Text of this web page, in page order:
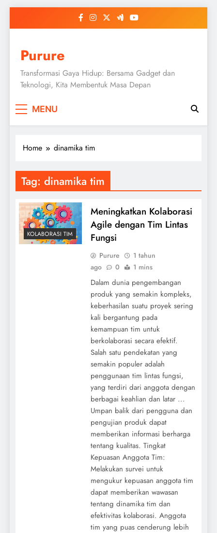
Purure
Transformasi Gaya Hidup: Bersama Gadget dan
Teknologi, Kita Membentuk Masa Depan
MENU
Home dinamika tim
Tag: dinamika tim
KOLABORASI TIM
Meningkatkan Kolaborasi
Agile dengan Tim Lintas
Fungsi
Purure
1 tahun
ago
0 1 mins
Dalam dunia pengembangan
produk yang semakin kompleks,
keberhasilan suatu proyek sering
kali bergantung pada
kemampuan tim untuk
berkolaborasi secara efektif.
Salah satu pendekatan yang
semakin populer adalah
penggunaan tim lintas fungsi,
yang terdiri dari anggota dengan
berbagai keahlian dan latar ...
Umpan balik dari pengguna dan
pengujian produk dapat
memberikan informasi berharga
tentang kualitas. Tingkat
Kepuasan Anggota Tim:
Melakukan survei untuk
mengukur kepuasan anggota tim
dapat memberikan wawasan
tentang dinamika tim dan
efektivitas kolaborasi. Anggota
tim yang puas cenderung lebih